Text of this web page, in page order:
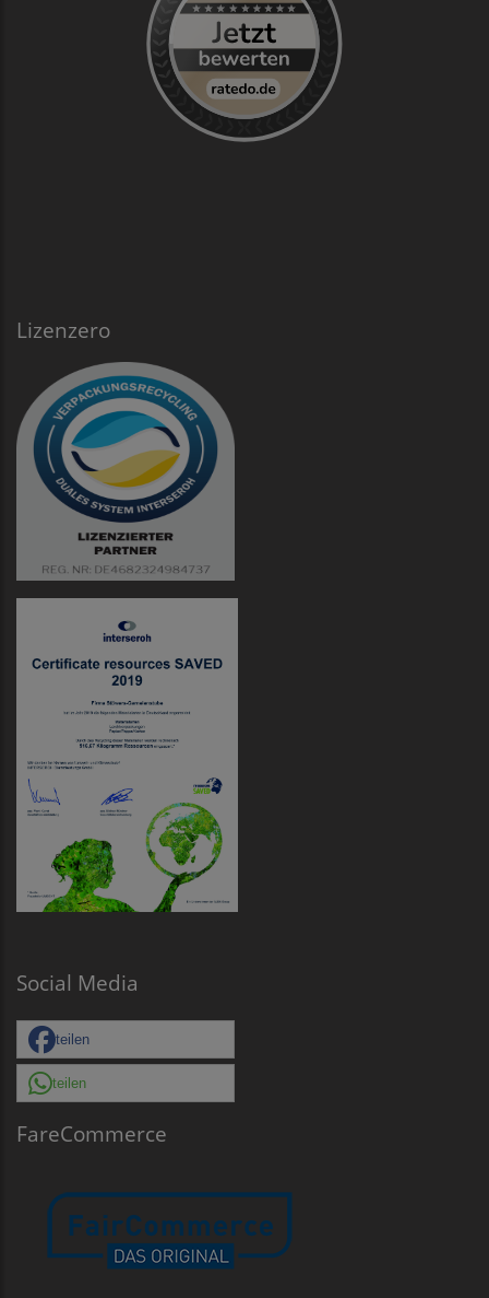
Lizenzero
Social Media
teilen
teilen
FareCommerce